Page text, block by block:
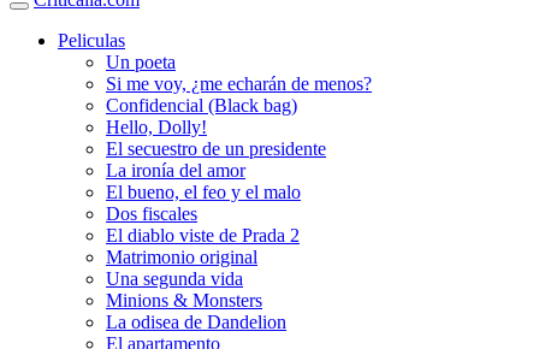
Peliculas
Un poeta
Si me voy, ¿me echarán de menos?
Confidencial (Black bag)
Hello, Dolly!
El secuestro de un presidente
La ironía del amor
El bueno, el feo y el malo
Dos fiscales
El diablo viste de Prada 2
Matrimonio original
Una segunda vida
Minions & Monsters
La odisea de Dandelion
El apartamento